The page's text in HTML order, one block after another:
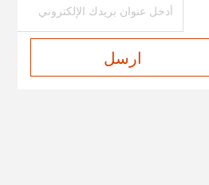
ارسل